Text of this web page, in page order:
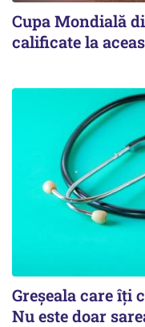
Cupa Mondială
calificate la
Greșeala care îți
Nu este doar